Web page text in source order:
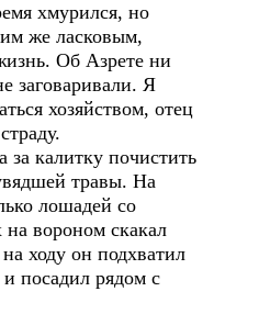
хмурился, но
же ласковым,
Об Азрете ни
заговаривали. Я
хозяйством, отец
калитку почистить
травы. На
лошадей со
вороном скакал
ходу он подхватил
посадил рядом с